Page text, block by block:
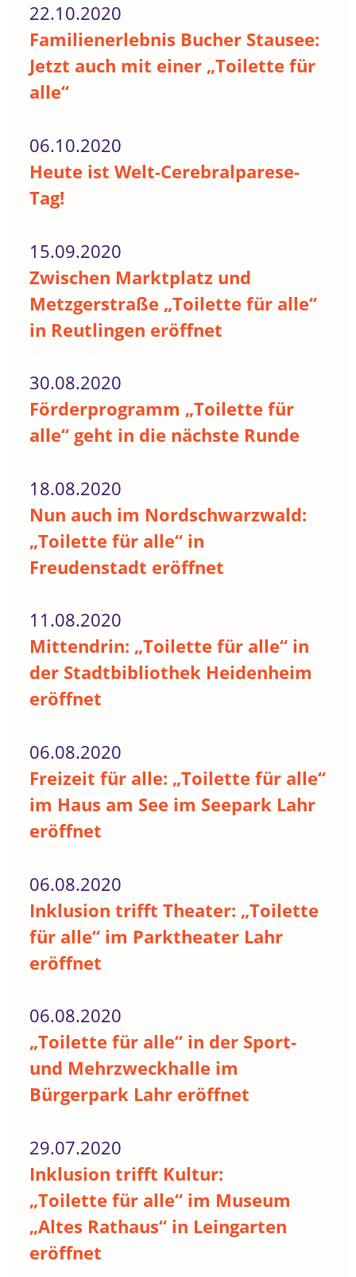
22.10.2020
Familienerlebnis Bucher Stausee:
Jetzt auch mit einer „Toilette für
alle“
06.10.2020
Heute ist Welt-Cerebralparese-
Tag!
15.09.2020
Zwischen Marktplatz und
Metzgerstraße „Toilette für alle“
in Reutlingen eröffnet
30.08.2020
Förderprogramm „Toilette für
alle“ geht in die nächste Runde
18.08.2020
Nun auch im Nordschwarzwald:
„Toilette für alle“ in
Freudenstadt eröffnet
11.08.2020
Mittendrin: „Toilette für alle“ in
der Stadtbibliothek Heidenheim
eröffnet
06.08.2020
Freizeit für alle: „Toilette für alle“
im Haus am See im Seepark Lahr
eröffnet
06.08.2020
Inklusion trifft Theater: „Toilette
für alle“ im Parktheater Lahr
eröffnet
06.08.2020
„Toilette für alle“ in der Sport-
und Mehrzweckhalle im
Bürgerpark Lahr eröffnet
29.07.2020
Inklusion trifft Kultur:
„Toilette für alle“ im Museum
„Altes Rathaus“ in Leingarten
eröffnet